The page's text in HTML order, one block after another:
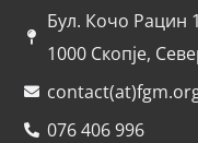
Бул. Кочо Рацин
1000 Скопје,
076 406 996